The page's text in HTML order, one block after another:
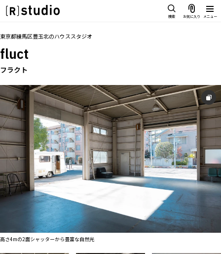
検索 お気に入り メニュー
雰囲気で探したい
SCENE
部屋ごとに写真で見比べたい
VARIATION
ひとつのスタジオであれもこれも
LOCATION
カフェやオフィスなどロケシーンも
SIZE&PRICE
広さと利用料金で探す
ALL FILTER
すべての選択肢からスタジオを探す
スタジオを探す
雰囲気で探したい
VARIATION
ひとつのスタジオであれもこれも
LOCATION
カフェやオフィスなどロケシーンも
SIZE&PRICE
広さと利用料金で探す
ALL FILTER
すべての選択肢からスタジオを探す
スタジオ一覧
マップから探す
お気に入り
トップ 料金 設備 オプション
東京都練馬区豊玉北のハウススタジオ
fluct
フラクト
高さ4mの2面シャッターから豊富な自然光